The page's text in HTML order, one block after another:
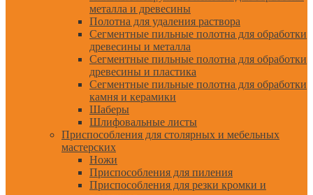
металла и древесины
Полотна для удаления раствора
Сегментные пильные полотна для обработки
древесины и металла
Сегментные пильные полотна для обработки
древесины и пластика
Сегментные пильные полотна для обработки
камня и керамики
Шаберы
Шлифовальные листы
Приспособления для столярных и мебельных
мастерских
Ножи
Приспособления для пиления
Приспособления для резки кромки и